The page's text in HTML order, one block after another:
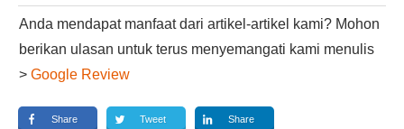
Anda mendapat manfaat dari artikel-artikel kami? Mohon
berikan ulasan untuk terus menyemangati kami menulis
> Google Review
Share Tweet Share